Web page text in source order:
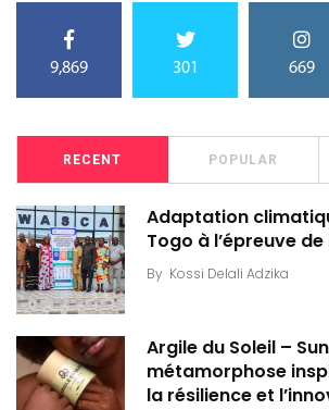
9,869 301 669
RECENT POPULAR
Adaptation
Togo à l’épreuve de
By Kossi Delali Adzika
Argile du Soleil –
métamorphose
la résilience et